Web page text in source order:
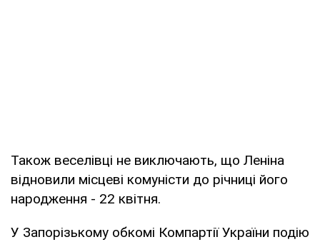
Також веселівці не виключають, що Леніна
відновили місцеві комуністи до річниці його
народження - 22 квітня.
У Запорізькому обкомі Компартії України подію